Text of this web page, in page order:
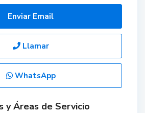
Enviar Email
Llamar
WhatsApp
y Áreas de Servicio